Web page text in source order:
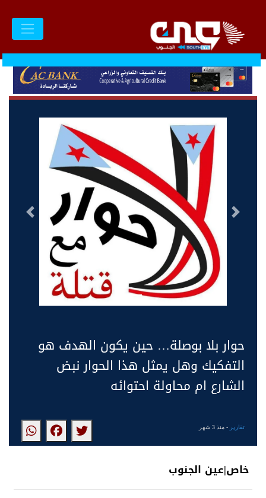
التالى السابق
حوار بلا بوصلة… حين يكون الهدف هو
التفكيك وهل يمثل هذا الحوار نبض
الشارع ام محاولة احتوائه
تقارير - منذ 3 شهر
خاص|عين الجنوب